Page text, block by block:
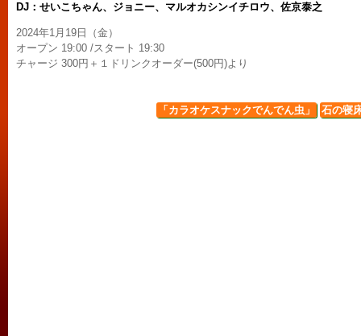
DJ：せいこちゃん、ジョニー、マルオカシンイチロウ、佐京泰之
2024年1月19日（金）
オープン 19:00 /スタート 19:30
チャージ 300円＋１ドリンクオーダー(500円)より
「カラオケスナックでんでん虫」 石の寝